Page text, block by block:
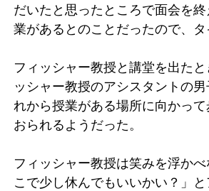
だいたと思ったところで面会を
業があるとのことだったので、
フィッシャー教授と講堂を出た
ッシャー教授のアシスタントの
れから授業がある場所に向かっ
おられるようだった。
フィッシャー教授は笑みを浮か
こで少し休んでもいいかい？」